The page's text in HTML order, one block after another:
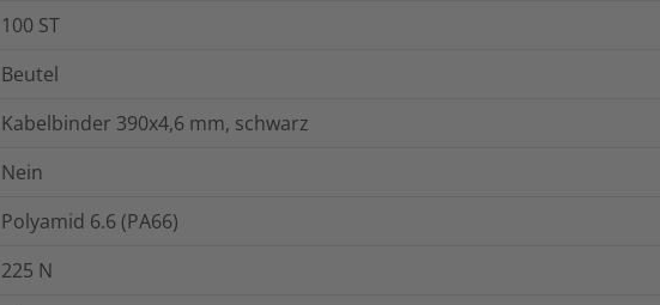
100 ST
Beutel
Kabelbinder 390x4,6 mm, schwarz
Nein
Polyamid 6.6 (PA66)
225 N